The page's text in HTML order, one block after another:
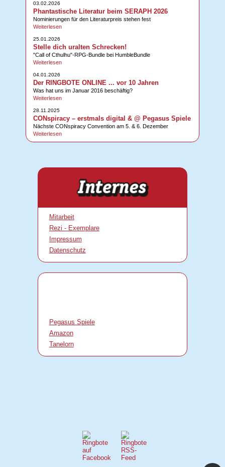
03.02.2026
Phantastische Literatur beim SERAPH 2026
Nominierungen für den Literaturpreis stehen fest
Weiterlesen
25.01.2026
Stelle dich uralten Schrecken!
"Call of Cthulhu"-RPG-Bundle bei HumbleBundle
Weiterlesen
04.01.2026
Der RINGBOTE ONLINE ... vor 10 Jahren
Was hat uns im Januar 2016 beschäftig?
Weiterlesen
28.11.2025
CONspiracy – erstmals digital & @ Pegasus Spiele
Nächste CONspiracy Convention am 5. & 6. Dezember
Weiterlesen
Mitarbeit
Rezi - Exemplare
Impressum
Datenschutz
Pegasus Spiele
Amazon
Tanelorn